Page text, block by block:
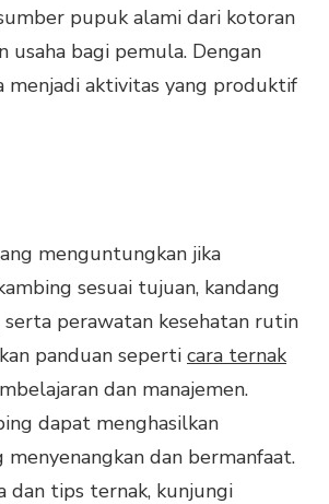
pupuk alami dari kotoran
usaha bagi pemula. Dengan
menjadi aktivitas yang produktif
menguntungkan jika
sesuai tujuan, kandang
serta perawatan kesehatan rutin
panduan seperti cara ternak
dan manajemen.
dapat menghasilkan
dan bermanfaat.
dan tips ternak, kunjungi